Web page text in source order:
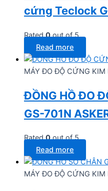
cứng Teclock
Rated0out of 5
Read more
MÁY ĐO ĐỘ CỨNG KIM
ĐỒNG HỒ ĐO
GS-701N
Rated0out of 5
Read more
MÁY ĐO ĐỘ CỨNG KIM